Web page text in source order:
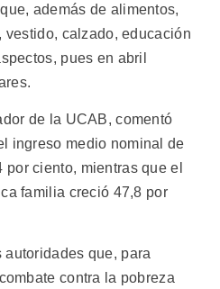
además de alimentos,
calzado, educación
pues en abril
de la UCAB, comentó
ingreso medio nominal de
por ciento, mientras que el
familia creció 47,8 por
autoridades que, para
contra la pobreza